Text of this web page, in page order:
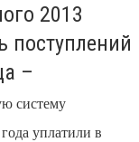
2013
поступлений
–
систему
уплатили в